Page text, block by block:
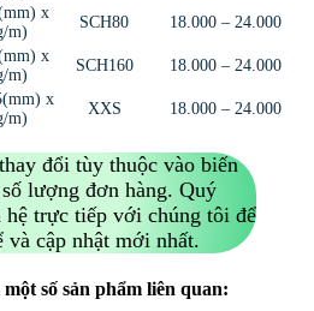
x
m)
SCH80
18.000 – 24.000
x
m)
SCH160
18.000 – 24.000
x
m)
XXS 18.000 – 24.000
đổi tùy thuộc vào biến
lượng đơn hàng. Quý
trực tiếp với chúng tôi để
và cập nhật mới nhất.
số sản phẩm liên quan: